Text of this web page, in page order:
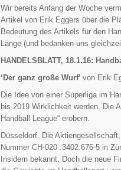
Wir bereits Anfang der Woche
Artikel von Erik Eggers über die
Bedeutung des Artikels für den
Länge (und bedanken uns
HANDELSBLATT, 18.1.16:
‘Der ganz große Wurf’ von Erik
Die Idee von einer Superliga im
bis 2019 Wirklichkeit werden. Die
Handball League“ erobern.
Düsseldorf. Die
Nummer CH-020 .3402.676-5 in
Insidern bekannt. Doch die neue